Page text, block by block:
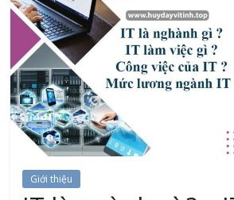
Giới thiệu